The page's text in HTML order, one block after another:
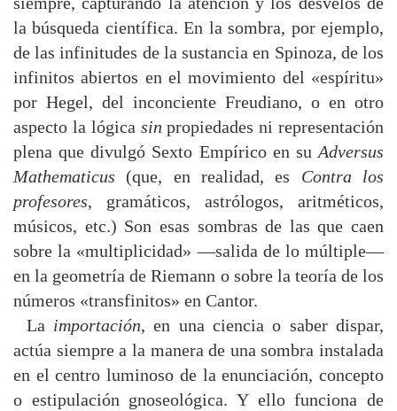
la búsqueda científica. En la sombra, por ejemplo,
de las infinitudes de la sustancia en Spinoza, de los
infinitos abiertos en el movimiento del «espíritu»
por Hegel, del inconciente Freudiano, o en otro
aspecto la lógica sin propiedades ni representación
plena que divulgó Sexto Empírico en su Adversus
Mathematicus (que, en realidad, es Contra los
profesores, gramáticos, astrólogos, aritméticos,
músicos, etc.) Son esas sombras de las que caen
sobre la «multiplicidad» —salida de lo múltiple—
en la geometría de Riemann o sobre la teoría de los
números «transfinitos» en Cantor.
La importación, en una ciencia o saber dispar,
actúa siempre a la manera de una sombra instalada
en el centro luminoso de la enunciación, concepto
o estipulación gnoseológica. Y ello funciona de